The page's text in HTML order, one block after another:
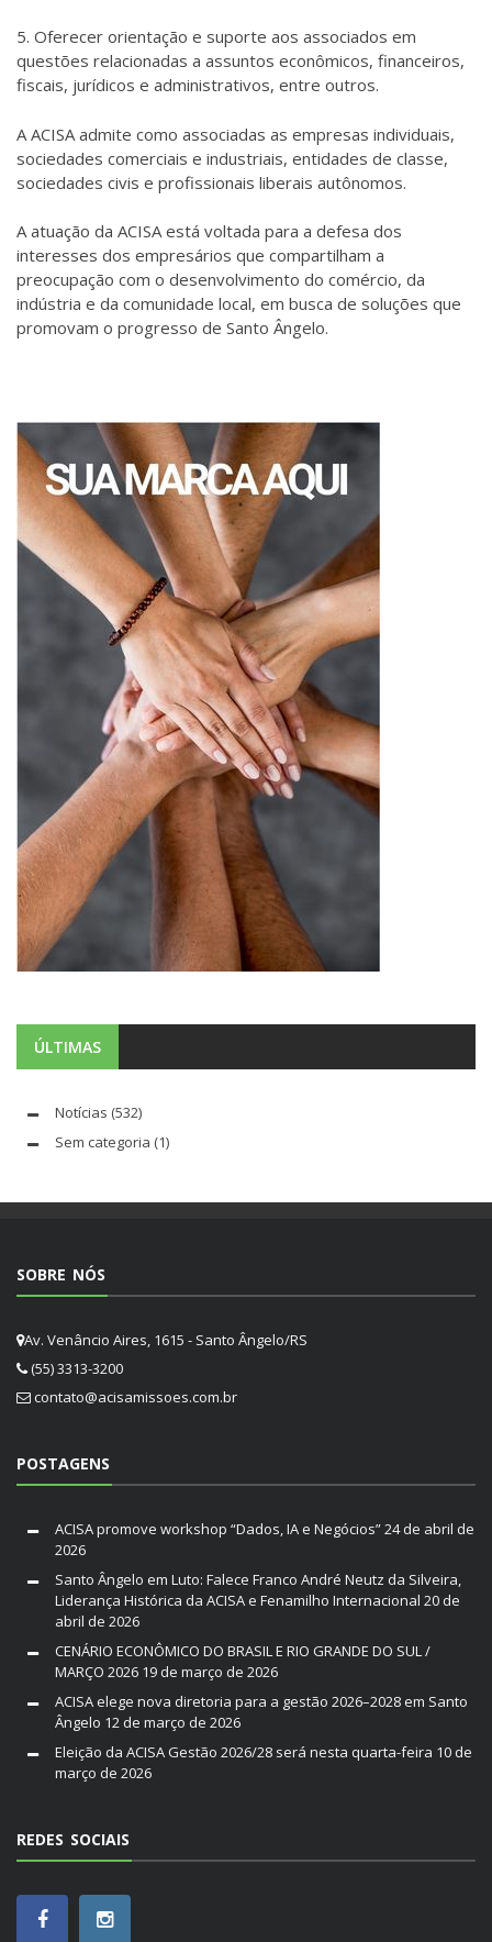
5. Oferecer orientação e suporte aos associados em
questões relacionadas a assuntos econômicos, financeiros,
fiscais, jurídicos e administrativos, entre outros.
A ACISA admite como associadas as empresas individuais,
sociedades comerciais e industriais, entidades de classe,
sociedades civis e profissionais liberais autônomos.
A atuação da ACISA está voltada para a defesa dos
interesses dos empresários que compartilham a
preocupação com o desenvolvimento do comércio, da
indústria e da comunidade local, em busca de soluções que
promovam o progresso de Santo Ângelo.
ÚLTIMAS
Notícias (532)
Sem categoria (1)
SOBRE NÓS
Av. Venâncio Aires, 1615 - Santo Ângelo/RS
(55) 3313-3200
contato@acisamissoes.com.br
POSTAGENS
ACISA promove workshop “Dados, IA e Negócios”24 de abril de
2026
Santo Ângelo em Luto: Falece Franco André Neutz da Silveira,
Liderança Histórica da ACISA e Fenamilho Internacional 20 de
abril de 2026
CENÁRIO ECONÔMICO DO BRASIL E RIO GRANDE DO SUL /
MARÇO 2026 19 de março de 2026
ACISA elege nova diretoria para a gestão 2026–2028 em Santo
Ângelo 12 de março de 2026
Eleição da ACISA Gestão 2026/28 será nesta quarta-feira 10 de
março de 2026
REDES SOCIAIS